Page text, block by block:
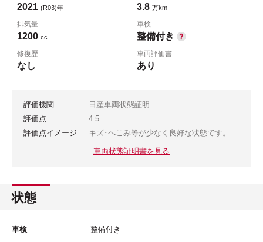
2021 (R03)年 3.8 万km
排気量
1200 cc
車検
整備付き
修復歴
なし
車両評価書
あり
評価機関
日産車両状態証明
評価点
4.5
評価点イメージ
キズ･へこみ等が少なく良好な状態です。
車両状態証明書を見る
状態
車検 整備付き